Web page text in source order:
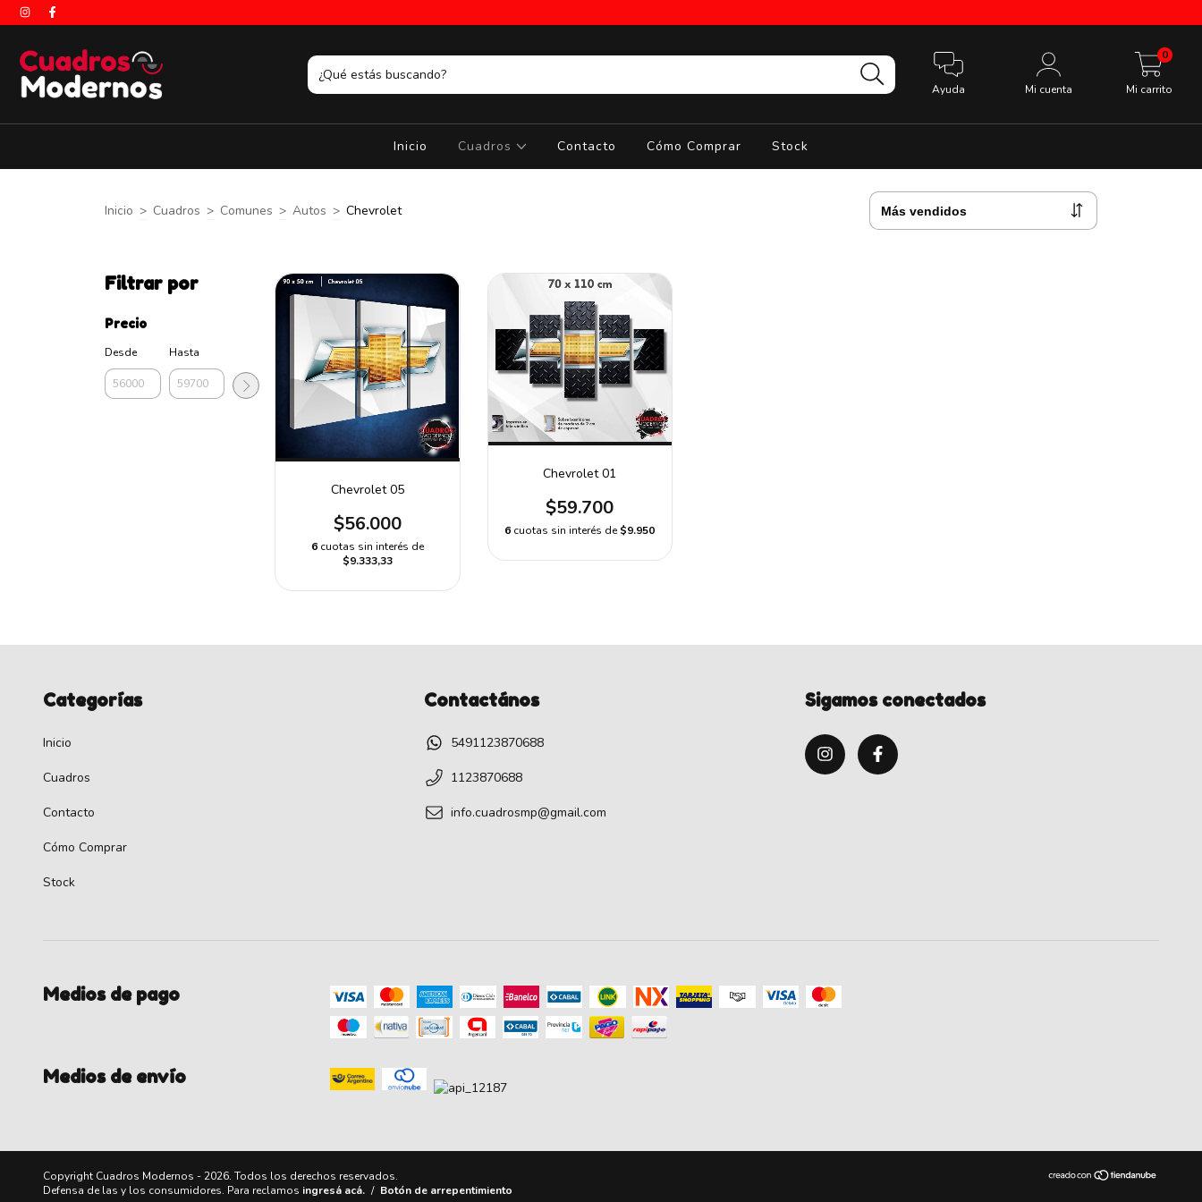
Ayuda Mi cuenta Mi carrito
0
Inicio Cuadros Contacto Cómo Comprar Stock
Inicio > Cuadros > Comunes > Autos > Chevrolet
Filtrar por
Precio
Desde Hasta
Chevrolet 05
$56.000
6 cuotas sin interés de
$9.333,33
Chevrolet 01
$59.700
6 cuotas sin interés de$9.950
Categorías
Inicio
Cuadros
Contacto
Cómo Comprar
Stock
Contactános
5491123870688
1123870688
info.cuadrosmp@gmail.com
Sigamos conectados
Medios de pago
Medios de envío
Copyright Cuadros Modernos - 2026. Todos los derechos reservados.
Defensa de las y los consumidores. Para reclamos ingresá acá. / Botón de arrepentimiento